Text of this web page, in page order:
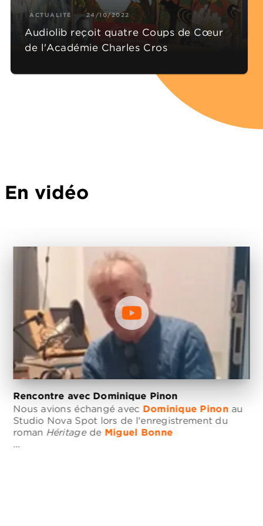
ACTUALITÉ 24/10/2022
Audiolib reçoit quatre Coups de Cœur
de l'Académie Charles Cros
En vidéo
Rencontre avec Dominique Pinon
Nous avions échangé avec Dominique Pinon au
Studio Nova Spot lors de l'enregistrement du
romanHéritage de Miguel Bonne
…